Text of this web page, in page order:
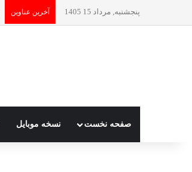
پنجشنبه, مرداد 15 1405 آخرین عناوین
صفحه نخست نسخه موبایل